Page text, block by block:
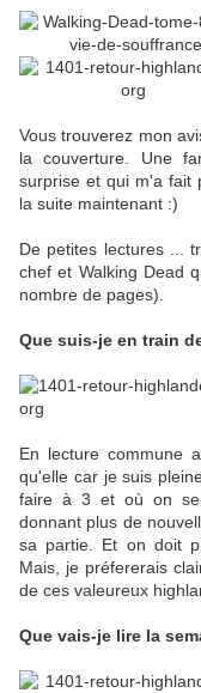
Vous trouverez mon
la couverture. Une
surprise et qui m'a fait
la suite maintenant :)
De petites lectures ...
chef et Walking Dead
nombre de pages).
Que suis-je en train
En lecture commune
qu'elle car je suis
faire à 3 et où on se
donnant plus de
sa partie. Et on doit
Mais, je préfererais
de ces valeureux
Que vais-je lire la